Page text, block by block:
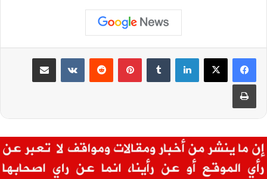
لينكدإن بينتيريست مشاركة عبر البريد
طباعة